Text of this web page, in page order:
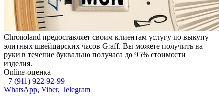
Chronoland предоставляет своим клиентам услугу по выкупу
элитных швейцарских часов Graff. Вы можете получить на
руки в течение буквально получаса до 95% стоимости
изделия.
Online-оценка
+7 (911) 922-92-99
WhatsApp, Viber, Telegram